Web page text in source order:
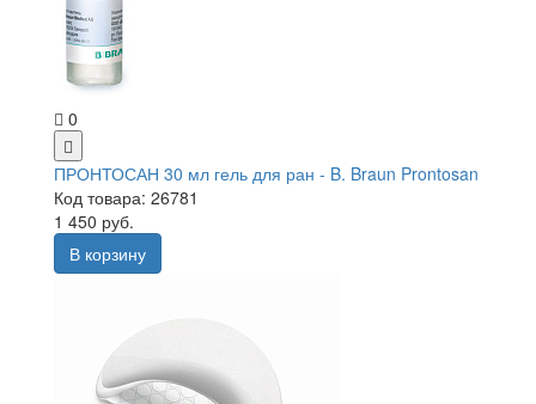
0
ПРОНТОСАН 30 мл гель для ран - B. Braun Prontosan
Код товара: 26781
1 450 руб.
В корзину